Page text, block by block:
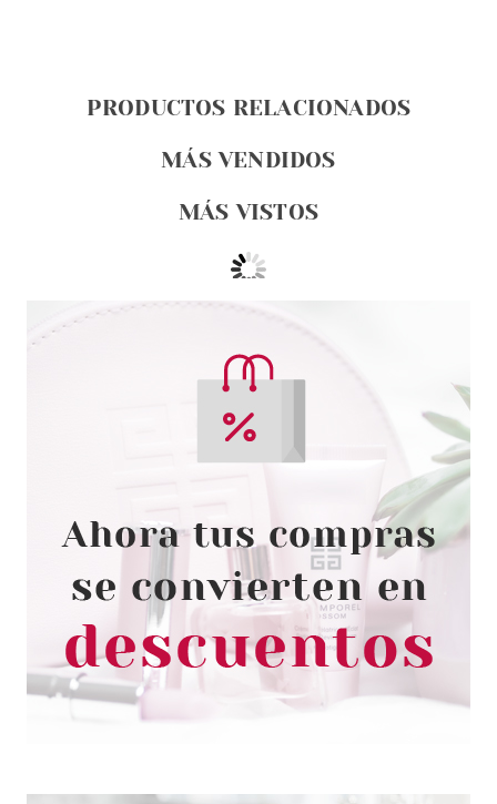
PRODUCTOS RELACIONADOS
MÁS VENDIDOS
MÁS VISTOS
CLARINS
CLARINS HYDRA ESSENTIEL
BAUME LEVRES REPAIR 15 ML
desde
19.50€